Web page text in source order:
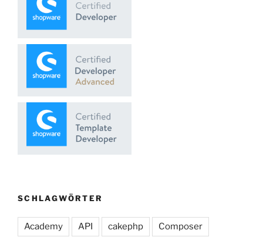
SCHLAGWÖRTER
Academy API cakephp Composer